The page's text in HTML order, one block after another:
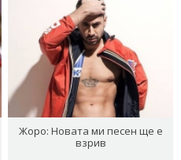
Жоро: Новата ми песен ще е
взрив